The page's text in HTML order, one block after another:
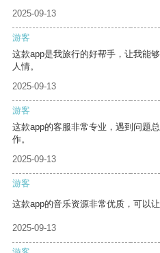
2025-09-13
游客
这款app是我旅行的好帮手，让我能
人情。
2025-09-13
游客
这款app的客服非常专业，遇到问题
作。
2025-09-13
游客
这款app的音乐资源非常优质，可以
2025-09-13